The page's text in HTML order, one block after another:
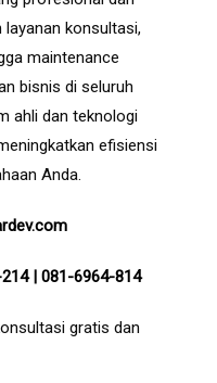
konsultasi,
maintenance
bisnis di seluruh
ahli dan teknologi
efisiensi
Anda.
| 081-6964-814
gratis dan